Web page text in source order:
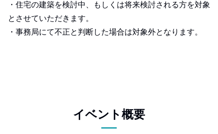
・住宅の建築を検討中、もしくは将来検討される方を対象
とさせていただきます。
・事務局にて不正と判断した場合は対象外となります。
イベント概要